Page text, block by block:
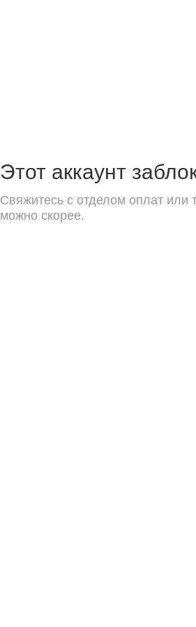
Этот аккаунт
Свяжитесь с отделом оплат или
можно скорее.